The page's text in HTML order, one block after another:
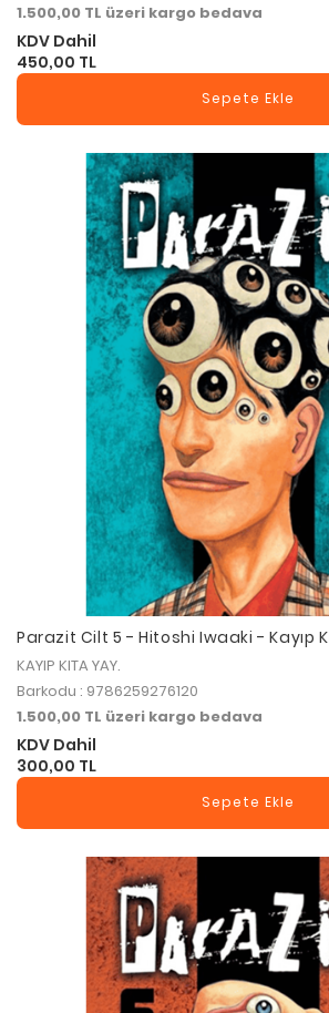
1.500,00 TL üzeri kargo bedava
KDV Dahil
450,00 TL
Sepete Ekle
Parazit Cilt 5 - Hitoshi Iwaaki - Kayıp
KAYIP KITA YAY.
Barkodu : 9786259276120
1.500,00 TL üzeri kargo bedava
KDV Dahil
300,00 TL
Sepete Ekle